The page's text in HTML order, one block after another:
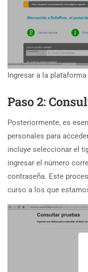
Ingresar a la plataforma
Paso 2:
Posteriormente, es
personales para
incluye seleccionar el
ingresar el número
contraseña. Este
curso a los que